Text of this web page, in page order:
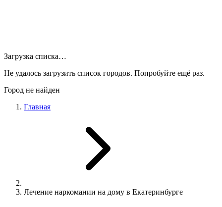
Загрузка списка…
Не удалось загрузить список городов. Попробуйте ещё раз.
Город не найден
Главная
Лечение наркомании на дому в Екатеринбурге